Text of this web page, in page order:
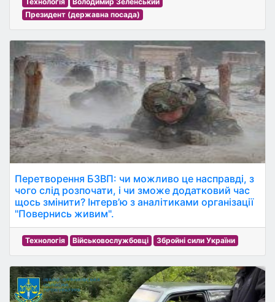
Президент (державна посада)
Перетворення БЗВП: чи можливо це насправді, з
чого слід розпочати, і чи зможе додатковий час
щось змінити? Інтерв’ю з аналітиками організації
"Повернись живим".
Технологія Військовослужбовці Збройні сили України